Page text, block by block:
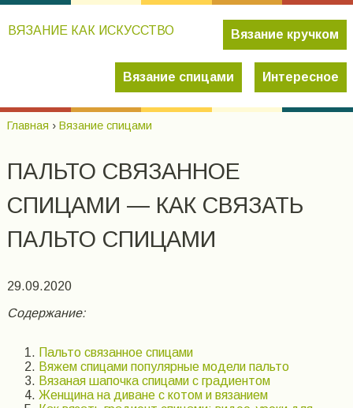
ВЯЗАНИЕ КАК ИСКУССТВО Вязание кручком
Вязание спицами Интересное
Главная › Вязание спицами
ПАЛЬТО СВЯЗАННОЕ
СПИЦАМИ — КАК СВЯЗАТЬ
ПАЛЬТО СПИЦАМИ
29.09.2020
Содержание:
Пальто связанное спицами
Вяжем спицами популярные модели пальто
Вязаная шапочка спицами с градиентом
Женщина на диване с котом и вязанием